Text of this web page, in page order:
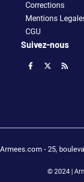
Corrections
Mentions
CGU
Suivez-nous
© 2024 |
Armees.com - 25,